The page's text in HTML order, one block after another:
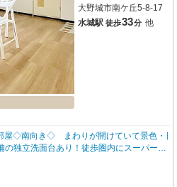
大野城市南ケ丘5-8-17
水城駅 徒歩33分 他
◇南向き◇ まわりが開けていて景色・日
の独立洗面台あり！徒歩圏内にスーパーや
ているので生活のしやすさ◎ 近隣には小中
メな物件です！